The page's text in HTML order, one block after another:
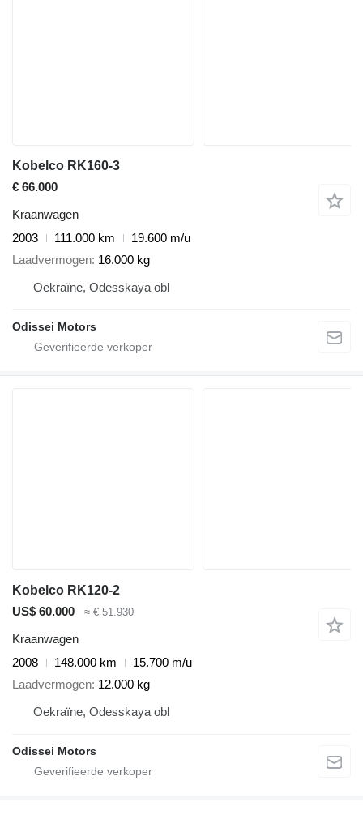
Kobelco RK160-3
€ 66.000
Kraanwagen
2003
111.000 km
19.600 m/u
Laadvermogen 16.000 kg
Oekraïne, Odesskaya obl
Odissei Motors
Kobelco RK120-2
US$ 60.000
≈ € 51.930
Kraanwagen
2008
148.000 km
15.700 m/u
Laadvermogen 12.000 kg
Oekraïne, Odesskaya obl
Odissei Motors